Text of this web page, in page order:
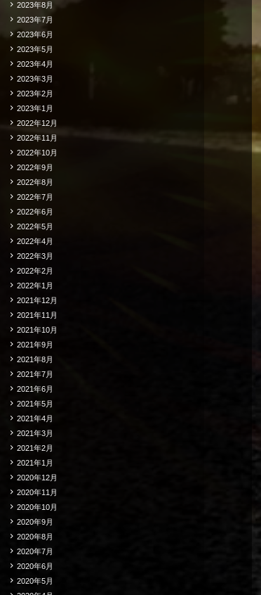
2023年8月
2023年7月
2023年6月
2023年5月
2023年4月
2023年3月
2023年2月
2023年1月
2022年12月
2022年11月
2022年10月
2022年9月
2022年8月
2022年7月
2022年6月
2022年5月
2022年4月
2022年3月
2022年2月
2022年1月
2021年12月
2021年11月
2021年10月
2021年9月
2021年8月
2021年7月
2021年6月
2021年5月
2021年4月
2021年3月
2021年2月
2021年1月
2020年12月
2020年11月
2020年10月
2020年9月
2020年8月
2020年7月
2020年6月
2020年5月